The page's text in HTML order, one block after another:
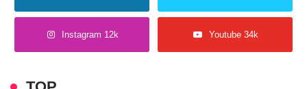
Instagram 12k Youtube 34k